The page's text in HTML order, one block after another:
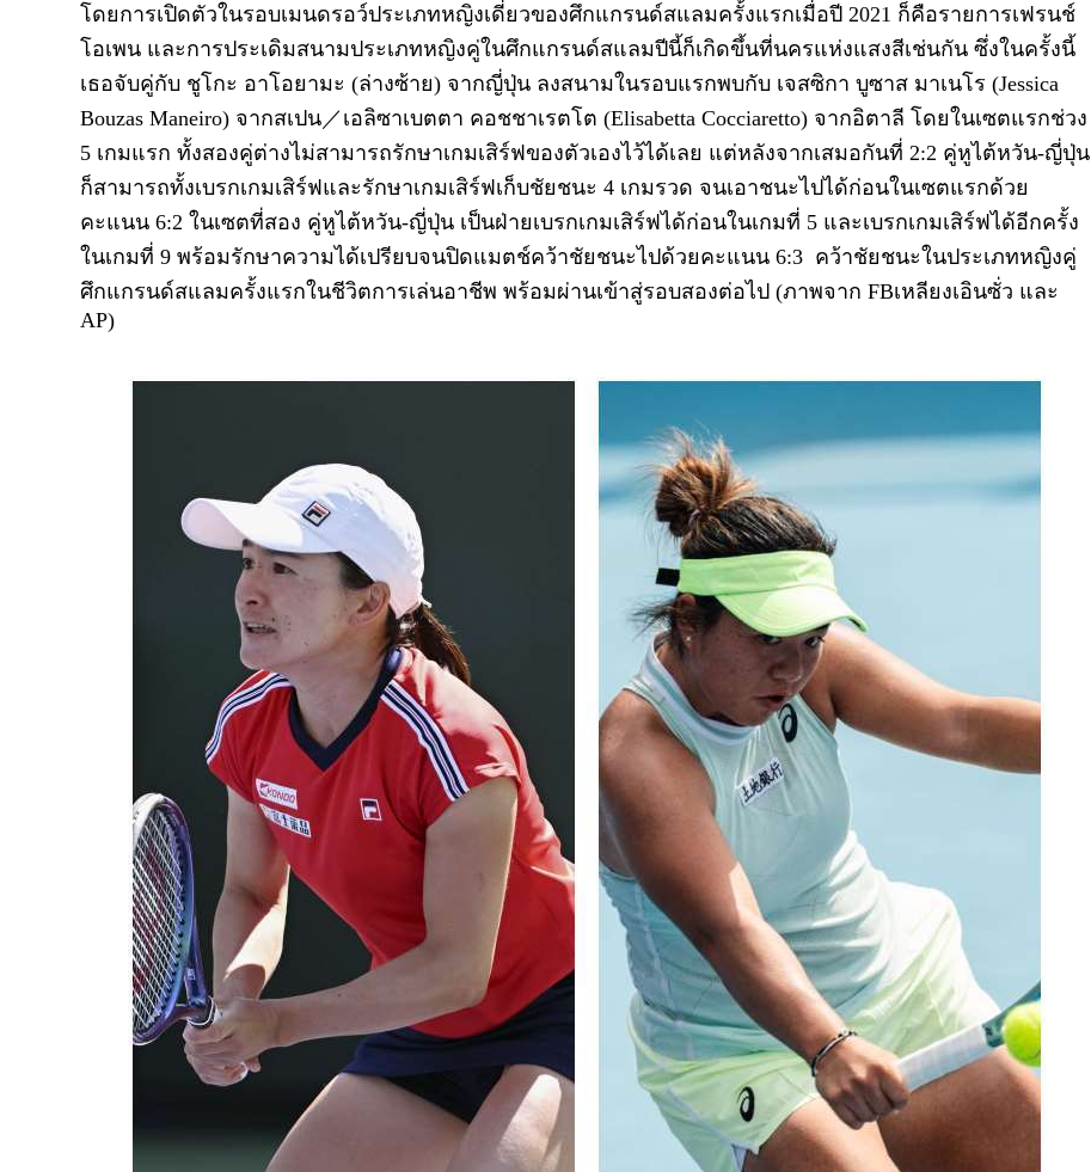
โดยการเปิดตัวในรอบเมนดรอว์ประเภทหญิงเดี่ยวของศึกแกรนด์สแลมครั้งแรกเมื่อปี 2021 ก็คือรายการเฟรนช์
โอเพน และการประเดิมสนามประเภทหญิงคู่ในศึกแกรนด์สแลมปีนี้ก็เกิดขึ้นที่นครแห่งแสงสีเช่นกัน ซึ่งในครั้งนี้
เธอจับคู่กับ ชูโกะ อาโอยามะ (ล่างซ้าย) จากญี่ปุ่น ลงสนามในรอบแรกพบกับ เจสซิกา บูซาส มาเนโร (Jessica
Bouzas Maneiro) จากสเปน／เอลิซาเบตตา คอชชาเรตโต (Elisabetta Cocciaretto) จากอิตาลี โดยในเซตแรกช่วง
5 เกมแรก ทั้งสองคู่ต่างไม่สามารถรักษาเกมเสิร์ฟของตัวเองไว้ได้เลย แต่หลังจากเสมอกันที่ 2:2 คู่หูไต้หวัน-ญี่ปุ่น
ก็สามารถทั้งเบรกเกมเสิร์ฟและรักษาเกมเสิร์ฟเก็บชัยชนะ 4 เกมรวด จนเอาชนะไปได้ก่อนในเซตแรกด้วย
คะแนน 6:2 ในเซตที่สอง คู่หูไต้หวัน-ญี่ปุ่น เป็นฝ่ายเบรกเกมเสิร์ฟได้ก่อนในเกมที่ 5 และเบรกเกมเสิร์ฟได้อีกครั้ง
ในเกมที่ 9 พร้อมรักษาความได้เปรียบจนปิดแมตช์คว้าชัยชนะไปด้วยคะแนน 6:3 คว้าชัยชนะในประเภทหญิงคู่
ศึกแกรนด์สแลมครั้งแรกในชีวิตการเล่นอาชีพ พร้อมผ่านเข้าสู่รอบสองต่อไป (ภาพจาก FBเหลียงเอินซั่ว และ
AP)